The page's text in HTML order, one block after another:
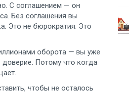
С соглашением — он
Без соглашения вы
Это не бюрократия. Это
оборота — вы уже
Потому что когда
чтобы не осталось